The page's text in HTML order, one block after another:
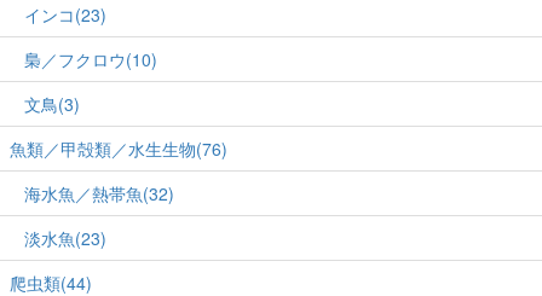
インコ(23)
梟／フクロウ(10)
文鳥(3)
魚類／甲殻類／水生生物(76)
海水魚／熱帯魚(32)
淡水魚(23)
爬虫類(44)